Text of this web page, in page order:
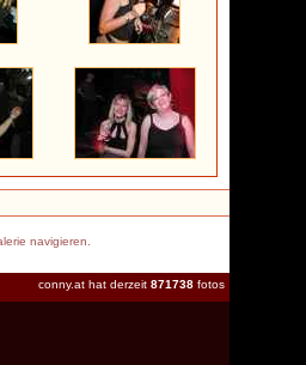
navigieren.
conny.at hat derzeit 871738 fotos